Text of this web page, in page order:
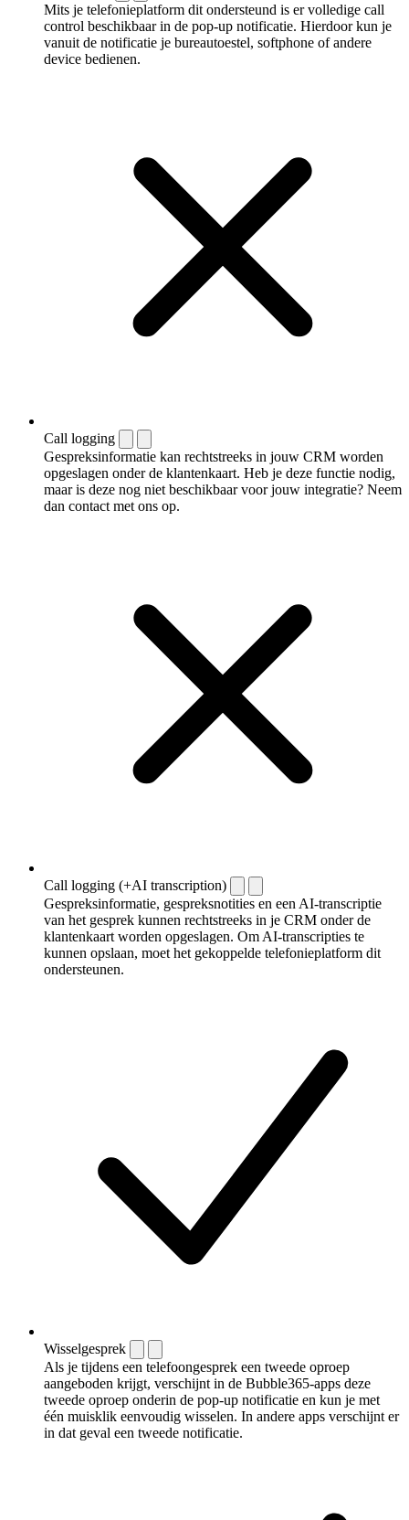
Mits je telefonieplatform dit ondersteund is er volledige call
control beschikbaar in de pop-up notificatie. Hierdoor kun je
vanuit de notificatie je bureautoestel, softphone of andere
device bedienen.
Call logging
Gespreksinformatie kan rechtstreeks in jouw CRM worden
opgeslagen onder de klantenkaart. Heb je deze functie nodig,
maar is deze nog niet beschikbaar voor jouw integratie? Neem
dan contact met ons op.
Call logging (+AI transcription)
Gespreksinformatie, gespreksnotities en een AI-transcriptie
van het gesprek kunnen rechtstreeks in je CRM onder de
klantenkaart worden opgeslagen. Om AI-transcripties te
kunnen opslaan, moet het gekoppelde telefonieplatform dit
ondersteunen.
Wisselgesprek
Als je tijdens een telefoongesprek een tweede oproep
aangeboden krijgt, verschijnt in de Bubble365-apps deze
tweede oproep onderin de pop-up notificatie en kun je met
één muisklik eenvoudig wisselen. In andere apps verschijnt er
in dat geval een tweede notificatie.